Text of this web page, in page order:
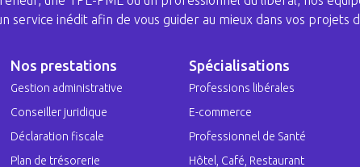
service inédit afin de vous guider au mieux dans vos projets
Nos prestations
Gestion administrative
Conseiller juridique
Déclaration fiscale
Plan de trésorerie
Spécialisations
Professions libérales
E-commerce
Professionnel de Santé
Hôtel, Café, Restaurant